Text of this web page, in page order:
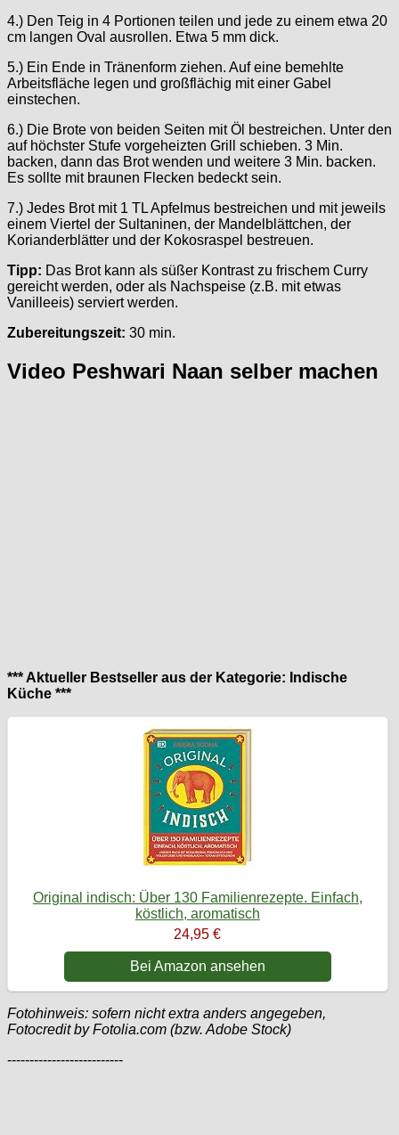
4.) Den Teig in 4 Portionen teilen und jede zu einem etwa 20
cm langen Oval ausrollen. Etwa 5 mm dick.
5.) Ein Ende in Tränenform ziehen. Auf eine bemehlte
Arbeitsfläche legen und großflächig mit einer Gabel
einstechen.
6.) Die Brote von beiden Seiten mit Öl bestreichen. Unter den
auf höchster Stufe vorgeheizten Grill schieben. 3 Min.
backen, dann das Brot wenden und weitere 3 Min. backen.
Es sollte mit braunen Flecken bedeckt sein.
7.) Jedes Brot mit 1 TL Apfelmus bestreichen und mit jeweils
einem Viertel der Sultaninen, der Mandelblättchen, der
Korianderblätter und der Kokosraspel bestreuen.
Tipp: Das Brot kann als süßer Kontrast zu frischem Curry
gereicht werden, oder als Nachspeise (z.B. mit etwas
Vanilleeis) serviert werden.
Zubereitungszeit: 30 min.
Video Peshwari Naan selber machen
*** Aktueller Bestseller aus der Kategorie: Indische
Küche ***
Original indisch: Über 130 Familienrezepte. Einfach,
köstlich, aromatisch
24,95 €
Bei Amazon ansehen
Fotohinweis: sofern nicht extra anders angegeben,
Fotocredit by Fotolia.com (bzw. Adobe Stock)
--------------------------